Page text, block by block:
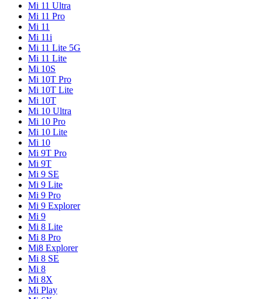
Mi 11 Ultra
Mi 11 Pro
Mi 11
Mi 11i
Mi 11 Lite 5G
Mi 11 Lite
Mi 10S
Mi 10T Pro
Mi 10T Lite
Mi 10T
Mi 10 Ultra
Mi 10 Pro
Mi 10 Lite
Mi 10
Mi 9T Pro
Mi 9T
Mi 9 SE
Mi 9 Lite
Mi 9 Pro
Mi 9 Explorer
Mi 9
Mi 8 Lite
Mi 8 Pro
Mi8 Explorer
Mi 8 SE
Mi 8
Mi 8X
Mi Play